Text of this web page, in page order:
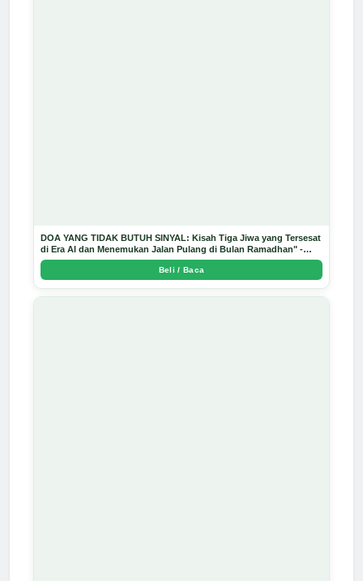
DOA YANG TIDAK BUTUH SINYAL: Kisah Tiga Jiwa yang Tersesat
di Era AI dan Menemukan Jalan Pulang di Bulan Ramadhan" -
Arda Dinata
Beli / Baca